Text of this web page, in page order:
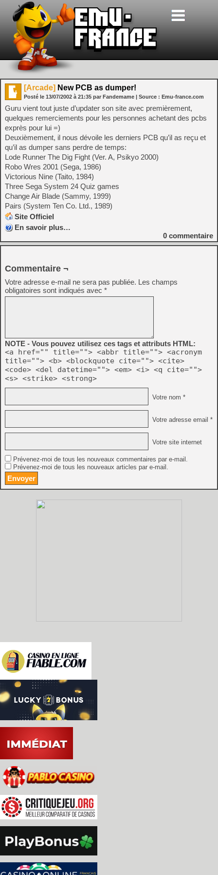
[Arcade] New PCB as dumper!
Posté le 13/07/2002 à 21:35 par Fandemame | Source : Emu-france.com
Guru vient tout juste d’updater son site avec premièrement,
quelques remerciements pour les personnes achetant des pcbs
exprès pour lui =)
Deuxièmement, il nous dévoile les derniers PCB qu’il as reçu et
qu’il as dumper sans perdre de temps:
Lode Runner The Dig Fight (Ver. A, Psikyo 2000)
Robo Wres 2001 (Sega, 1986)
Victorious Nine (Taito, 1984)
Three Sega System 24 Quiz games
Change Air Blade (Sammy, 1999)
Pairs (System Ten Co. Ltd., 1989)
Site Officiel
En savoir plus…
0 commentaire
Commentaire ¬
Votre adresse e-mail ne sera pas publiée. Les champs
obligatoires sont indiqués avec *
NOTE - Vous pouvez utilisez ces tags et attributs HTML:
<a href="" title=""> <abbr title=""> <acronym
title=""> <b> <blockquote cite=""> <cite>
<code> <del datetime=""> <em> <i> <q cite="">
<s> <strike> <strong>
Votre nom *
Votre adresse email *
Votre site internet
Prévenez-moi de tous les nouveaux commentaires par e-mail.
Prévenez-moi de tous les nouveaux articles par e-mail.